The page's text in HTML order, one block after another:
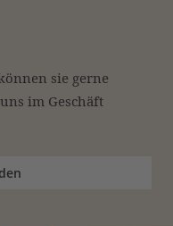
sie gerne
im Geschäft